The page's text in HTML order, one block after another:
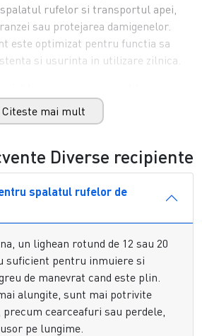
spalatul rufelor si transportul apei,
sau protejarea damigenelor.
este optimizat pentru functia sa
si usurinta in utilizare zilnica.
pentru depozitarea apei sau a
mare.Ligheanele de diverse forme si
de baza pentru spalatul rufelor sau
ce
navetele din plastic
faciliteaza
produselor, de la paine pana la
Cosuri Flexibile, Cosuri
Branza
delicat,cosurile din cauciuc
si se pliaza pentru depozitare
Citeste mai mult
Diverse recipiente
spalatul rufelor de
un lighean rotund de 12 sau 20
suficient pentru inmuiere si
de manevrat cand este plin.
alungite, sunt mai potrivite
cearceafuri sau perdele,
pe lungime.